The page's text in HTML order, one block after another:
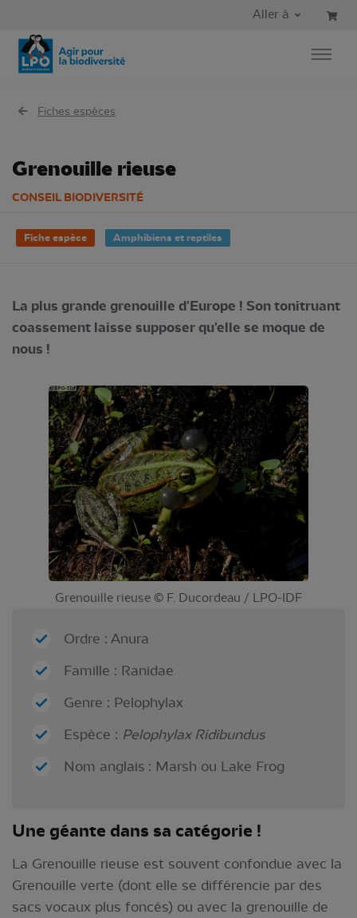
Aller au menu principal
Aller à
Fiches espèces
Grenouille rieuse
CONSEIL BIODIVERSITÉ
Fiche espèce Amphibiens et reptiles
La plus grande grenouille d'Europe ! Son tonitruant
coassement laisse supposer qu'elle se moque de
nous !
Grenouille rieuse © F. Ducordeau / LPO-IDF
Ordre : Anura
Famille : Ranidae
Genre : Pelophylax
Espèce : Pelophylax Ridibundus
Nom anglais : Marsh ou Lake Frog
Une géante dans sa catégorie !
La Grenouille rieuse est souvent confondue avec la
Grenouille verte (dont elle se différencie par des
sacs vocaux plus foncés) ou avec la grenouille de